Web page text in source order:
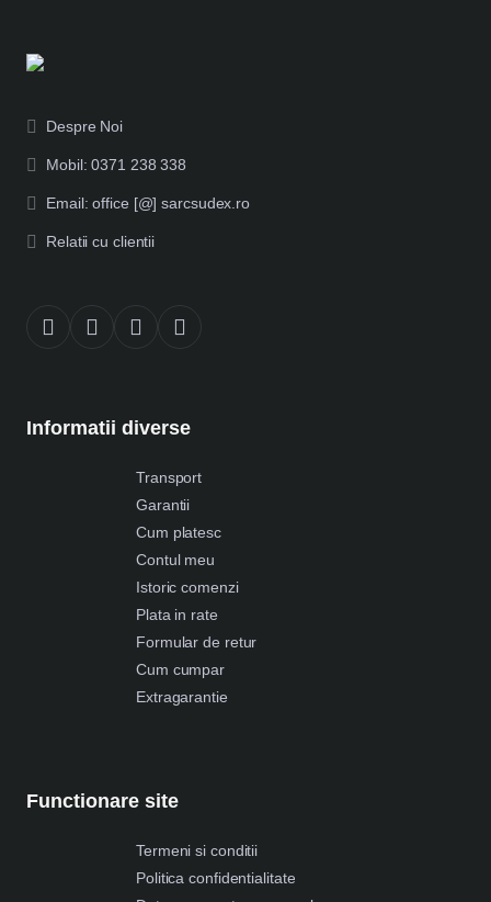
Despre Noi
Mobil: 0371 238 338
Email: office [@] sarcsudex.ro
Relatii cu clientii
Informatii diverse
Transport
Garantii
Cum platesc
Contul meu
Istoric comenzi
Plata in rate
Formular de retur
Cum cumpar
Extragarantie
Functionare site
Termeni si conditii
Politica confidentialitate